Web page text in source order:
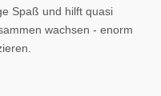
Spaß und hilft quasi
wachsen - enorm